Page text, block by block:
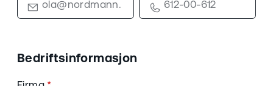
Bedriftsinformasjon